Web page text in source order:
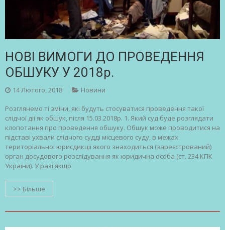
НОВІ ВИМОГИ ДО ПРОВЕДЕННЯ
ОБШУКУ У 2018р.
14 Лютого, 2018 Новини
Розглянемо ті зміни, які будуть стосуватися проведення такої
слідчої дії як обшук, після 15.03.2018р. 1. Який суд буде розглядати
клопотання про проведення обшуку. Обшук може проводитися на
підставі ухвали слідчого судді місцевого суду, в межах
територіальної юрисдикції якого знаходиться (зареєстрований)
орган досудового розслідування як юридична особа (ст. 234 КПК
України). У разі якщо
>> Більше